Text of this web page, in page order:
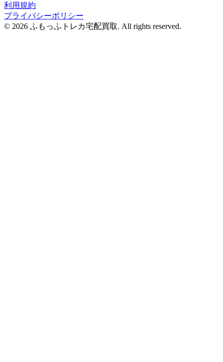
利用規約
プライバシーポリシー
© 2026 ふもっふトレカ宅配買取. All rights reserved.